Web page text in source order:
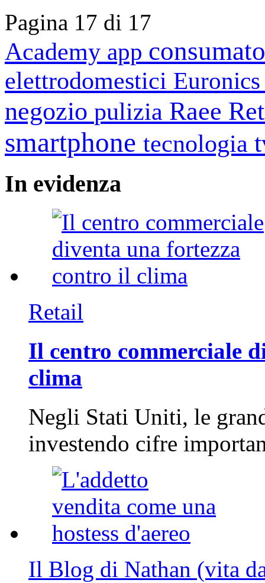
Pagina 17 di 17
Academy app
elettrodomestici
negozio pulizia Raee
smartphone tecnologia
In evidenza
Retail
Il centro commerciale
clima
Negli Stati Uniti, le
investendo cifre
Il Blog di Nathan (vita